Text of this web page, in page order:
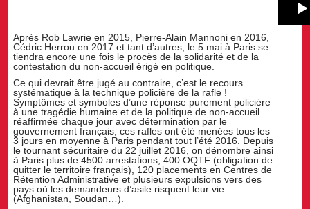
Après Rob Lawrie en 2015, Pierre-Alain Mannoni en 2016,
Cédric Herrou en 2017 et tant d’autres, le 5 mai à Paris se
tiendra encore une fois le procès de la solidarité et de la
contestation du non-accueil érigé en politique.
Ce qui devrait être jugé au contraire, c’est le recours
systématique à la technique policière de la rafle !
Symptômes et symboles d’une réponse purement policière
à une tragédie humaine et de la politique de non-accueil
réaffirmée chaque jour avec détermination par le
gouvernement français, ces rafles ont été menées tous les
3 jours en moyenne à Paris pendant tout l’été 2016. Depuis
le tournant sécuritaire du 22 juillet 2016, on dénombre ainsi
à Paris plus de 4500 arrestations, 400 OQTF (obligation de
quitter le territoire français), 120 placements en Centres de
Rétention Administrative et plusieurs expulsions vers des
pays où les demandeurs d’asile risquent leur vie
(Afghanistan, Soudan…).